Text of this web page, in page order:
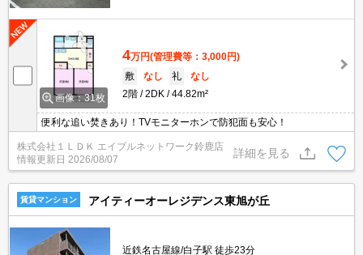
画像：31枚
4万円(管理費等：3,000円)
敷
なし 礼
なし
2階
2DK 44.82m²
便利な追い焚きあり！TVモニターホンで防犯面も安心！
株式会社１ＬＤＫ エイブルネットワーク鈴鹿店
情報更新日 2026/08/07
詳細を見る
賃貸マンション アイティーオーレジデンス東旭が丘
近鉄名古屋線/白子駅 徒歩23分